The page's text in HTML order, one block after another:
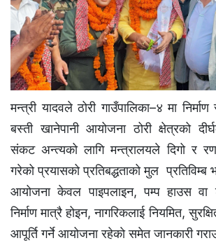
मन्त्री यादवले ठोरी गाउँपालिका–४ मा
बस्ती खानेपानी आयोजना ठोरी क्षेत्रको
संकट अन्त्यको लागि मन्त्रालयले दिगो र
गरेको प्रयासको प्रतिबद्धताको मुल प्रतिविम्ब
आयोजना केवल पाइपलाइन, पम्प हाउस वा
निर्माण मात्रै होइन, नागरिकलाई नियमित,
आपूर्ति गर्ने आयोजना रहेकाे समेत जानकारी